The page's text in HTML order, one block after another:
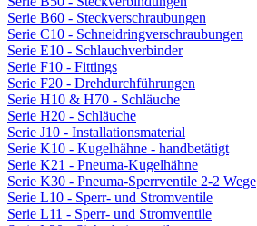
Serie B60 - Steckverschraubungen
Serie C10 - Schneidringverschraubungen
Serie E10 - Schlauchverbinder
Serie F10 - Fittings
Serie F20 - Drehdurchführungen
Serie H10 & H70 - Schläuche
Serie H20 - Schläuche
Serie J10 - Installationsmaterial
Serie K10 - Kugelhähne - handbetätigt
Serie K21 - Pneuma-Kugelhähne
Serie K30 - Pneuma-Sperrventile 2-2 Wege
Serie L10 - Sperr- und Stromventile
Serie L11 - Sperr- und Stromventile